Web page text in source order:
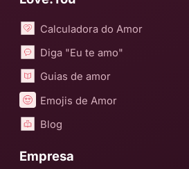
Calculadora do Amor
Diga "Eu te amo"
Guias de amor
Emojis de Amor
Blog
Empresa